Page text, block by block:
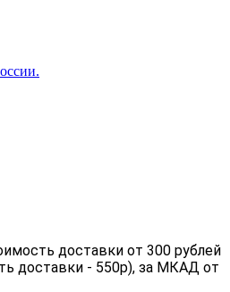
доставки от 300 рублей
доставки - 550р), за МКАД от